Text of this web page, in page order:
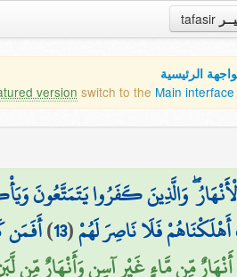
tafasir
الرئيسية
version switch to the Main interface
وَالَّذِينَ كَفَرُوا يَتَمَتَّعُونَ
فَلَا نَاصِرَ لَهُمْ(
13
)أَفَمَن
مِّن مَّاءٍ غَيْرِ آسِنٍ وَأَنْهَارٌ مِّن